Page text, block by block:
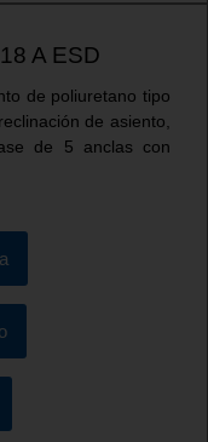
A ESD
de poliuretano tipo
de asiento,
de 5 anclas con